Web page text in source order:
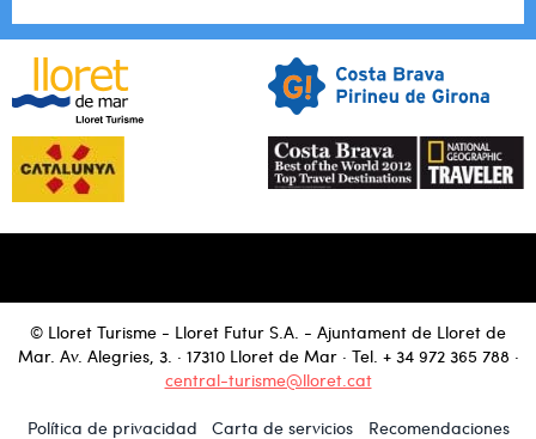
© Lloret Turisme - Lloret Futur S.A. - Ajuntament de Lloret de
Mar. Av. Alegries, 3. · 17310 Lloret de Mar · Tel. + 34 972 365 788 ·
central-turisme@lloret.cat
Política de privacidad Carta de servicios Recomendaciones